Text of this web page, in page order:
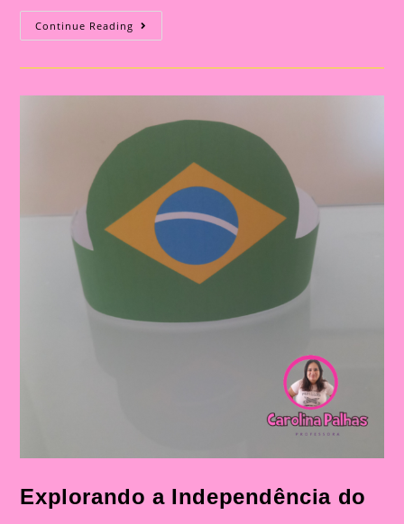
Continue Reading Explorando
A
Do
Nossos
Curiosos|Atividade
De
Tema
Independência
Do
Brasil
Explorando a Independência do